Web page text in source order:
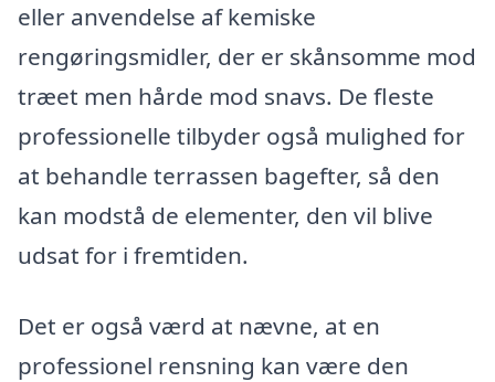
eller anvendelse af kemiske
rengøringsmidler, der er skånsomme mod
træet men hårde mod snavs. De fleste
professionelle tilbyder også mulighed for
at behandle terrassen bagefter, så den
kan modstå de elementer, den vil blive
udsat for i fremtiden.
Det er også værd at nævne, at en
professionel rensning kan være den